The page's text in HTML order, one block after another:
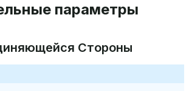
параметры
Стороны